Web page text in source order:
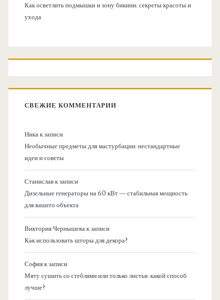
Как осветлить подмышки и зону бикини: секреты красоты и
ухода
СВЕЖИЕ КОММЕНТАРИИ
Никак записи
Необычные предметы для мастурбации: нестандартные
идеи и советы
Станиславк записи
Дизельные генераторы на 60 кВт — стабильная мощность
для вашего объекта
Виктория Чернышевак записи
Как использовать шторы для декора?
Софияк записи
Мяту сушить со стеблями или только листья: какой способ
лучше?